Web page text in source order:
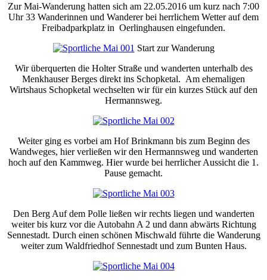
Zur Mai-Wanderung hatten sich am 22.05.2016 um kurz nach 7:00
Uhr 33 Wanderinnen und Wanderer bei herrlichem Wetter auf dem
Freibadparkplatz in Oerlinghausen eingefunden.
Start zur Wanderung
Wir überquerten die Holter Straße und wanderten unterhalb des
Menkhauser Berges direkt ins Schopketal. Am ehemaligen
Wirtshaus Schopketal wechselten wir für ein kurzes Stück auf den
Hermannsweg.
Weiter ging es vorbei am Hof Brinkmann bis zum Beginn des
Wandweges, hier verließen wir den Hermannsweg und wanderten
hoch auf den Kammweg. Hier wurde bei herrlicher Aussicht die 1.
Pause gemacht.
Den Berg Auf dem Polle ließen wir rechts liegen und wanderten
weiter bis kurz vor die Autobahn A 2 und dann abwärts Richtung
Sennestadt. Durch einen schönen Mischwald führte die Wanderung
weiter zum Waldfriedhof Sennestadt und zum Bunten Haus.